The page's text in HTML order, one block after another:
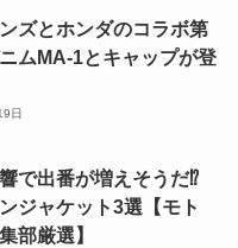
ズとホンダのコラボ第
ムMA-1とキャップが登
日
で出番が増えそうだ⁉
ジャケット3選【モト
部厳選】